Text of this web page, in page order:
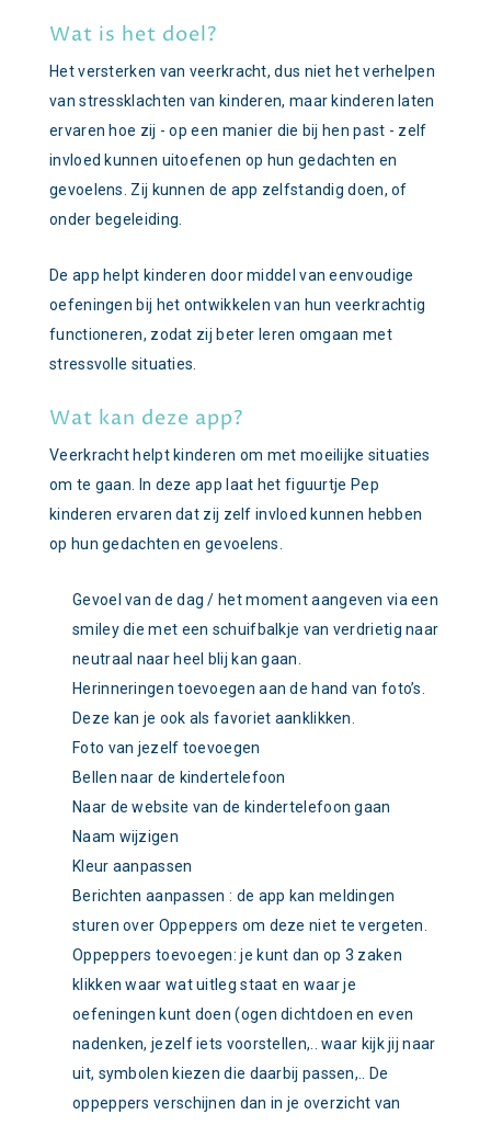
Wat is het doel?
Het versterken van veerkracht, dus niet het verhelpen
van stressklachten van kinderen, maar kinderen laten
ervaren hoe zij - op een manier die bij hen past - zelf
invloed kunnen uitoefenen op hun gedachten en
gevoelens. Zij kunnen de app zelfstandig doen, of
onder begeleiding.
De app helpt kinderen door middel van eenvoudige
oefeningen bij het ontwikkelen van hun veerkrachtig
functioneren, zodat zij beter leren omgaan met
stressvolle situaties.
Wat kan deze app?
Veerkracht helpt kinderen om met moeilijke situaties
om te gaan. In deze app laat het figuurtje Pep
kinderen ervaren dat zij zelf invloed kunnen hebben
op hun gedachten en gevoelens.
Gevoel van de dag / het moment aangeven via een
smiley die met een schuifbalkje van verdrietig naar
neutraal naar heel blij kan gaan.
Herinneringen toevoegen aan de hand van foto’s.
Deze kan je ook als favoriet aanklikken.
Foto van jezelf toevoegen
Bellen naar de kindertelefoon
Naar de website van de kindertelefoon gaan
Naam wijzigen
Kleur aanpassen
Berichten aanpassen : de app kan meldingen
sturen over Oppeppers om deze niet te vergeten.
Oppeppers toevoegen: je kunt dan op 3 zaken
klikken waar wat uitleg staat en waar je
oefeningen kunt doen (ogen dichtdoen en even
nadenken, jezelf iets voorstellen,.. waar kijk jij naar
uit, symbolen kiezen die daarbij passen,.. De
oppeppers verschijnen dan in je overzicht van